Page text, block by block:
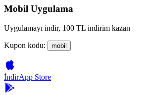
Mobil Uygulama
Uygulamayı indir, 100 TL indirim kazan
Kupon kodu: mobil
İndirApp Store